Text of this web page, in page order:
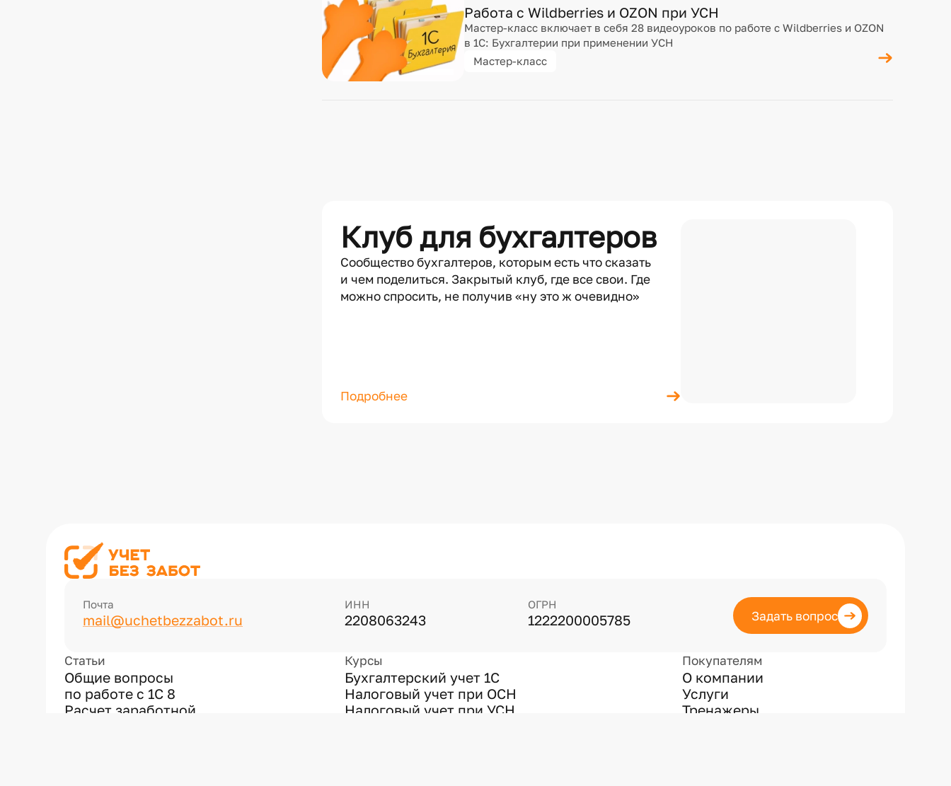
Работа с Wildberries и OZON при УСН
Мастер-класс включает в себя 28 видеоуроков по работе с Wildberries и OZON
в 1С: Бухгалтерии при применении УСН
Мастер-класс
Клуб для бухгалтеров
Сообщество бухгалтеров, которым есть что сказать
и чем поделиться. Закрытый клуб, где все свои. Где
можно спросить, не получив «ну это ж очевидно»
Подробнее
Почта
mail@uchetbezzabot.ru
ИНН
2208063243
ОГРН
1222200005785 Задать вопрос
Статьи
Общие вопросы
по работе с 1С 8
Расчет заработной
Курсы
Бухгалтерский учет 1С
Налоговый учет при ОСН
Налоговый учет при УСН
Покупателям
О компании
Услуги
Тренажеры